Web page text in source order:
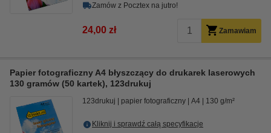
Zamów z Pocztex na jutro!
24,00 zł Zamawiam
Papier fotograficzny A4 błyszczący do drukarek laserowych
130 gramów (50 kartek), 123drukuj
123drukuj papier fotograficzny A4 130 g/m²
Kliknij i sprawdź całą specyfikacje